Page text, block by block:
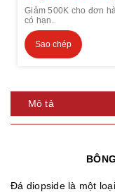
Giảm 500K cho đơn
có hạn.
Sao chép
Mô tả
Đá diopside là một